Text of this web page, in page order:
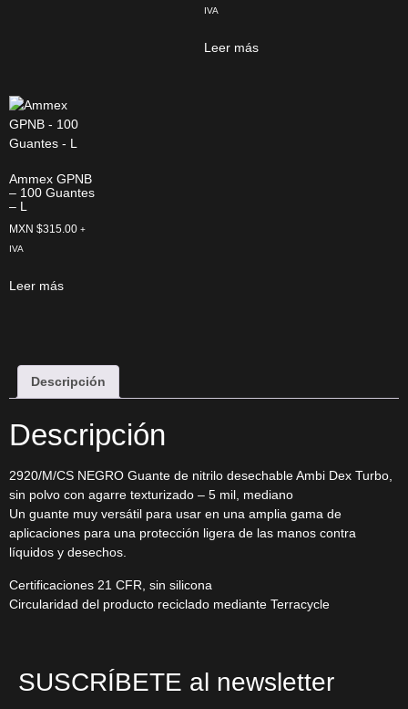
IVA
Leer más
Ammex GPNB
– 100 Guantes
– L
MXN $315.00 +
IVA
Leer más
Descripción
Descripción
2920/M/CS NEGRO Guante de nitrilo desechable Ambi Dex Turbo,
sin polvo con agarre texturizado – 5 mil, mediano
Un guante muy versátil para usar en una amplia gama de
aplicaciones para una protección ligera de las manos contra
líquidos y desechos.
Certificaciones 21 CFR, sin silicona
Circularidad del producto reciclado mediante Terracycle
SUSCRÍBETE al newsletter